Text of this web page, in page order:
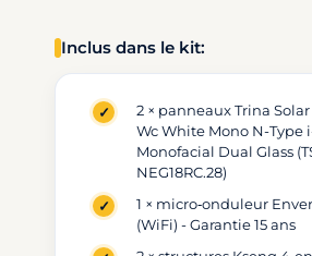
Inclus dans le kit:
2 × panneaux Trina Solar
Wc White Mono N-Type
Monofacial Dual Glass
NEG18RC.28)
1 × micro‑onduleur
(WiFi) - Garantie 15 ans